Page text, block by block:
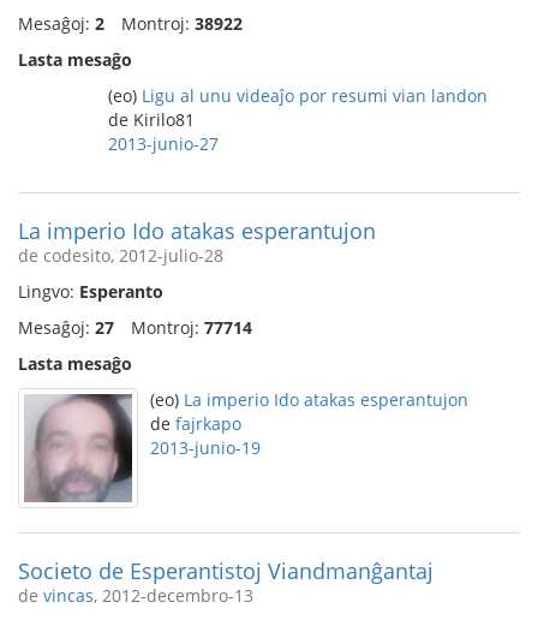
Mesaĝoj: 2 Montroj: 38922
Lasta mesaĝo
(eo) Ligu al unu videaĵo por resumi vian landon
de Kirilo81
2013-junio-27
La imperio Ido atakas esperantujon
de codesito, 2012-julio-28
Lingvo: Esperanto
Mesaĝoj: 27 Montroj: 77714
Lasta mesaĝo
(eo) La imperio Ido atakas esperantujon
de fajrkapo
2013-junio-19
Societo de Esperantistoj Viandmanĝantaj
de vincas, 2012-decembro-13